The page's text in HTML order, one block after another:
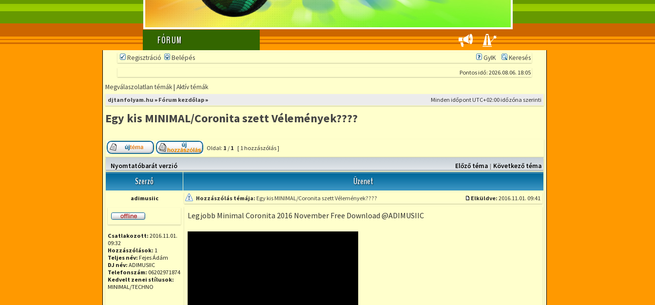
FÓRUM
Regisztráció Belépés GyIK Keresés
Pontos idő: 2026.08.06. 18:05
Megválaszolatlan témák| Aktív témák
djtanfolyam.hu » Fórum kezdőlap» Minden időpont UTC+02:00 időzóna szerinti
Egy kis MINIMAL/Coronita szett Vélemények????
Új téma nyitása Hozzászólás a témához
Oldal: 1 / 1 [ 1 hozzászólás ]
Nyomtatóbarát verzió Előző téma | Következő téma
Szerző Üzenet
adimusiic Hozzászólás témája: Egy kis MINIMAL/Coronita szett Vélemények????
Hozzászólás
Elküldve: 2016.11.01. 09:41
Offline
Csatlakozott: 2016.11.01.
09:32
Hozzászólások: 1
Teljes név: Fejes Ádám
DJ név: ADIMUSIIC
Telefonszám: 06202971874
Kedvelt zenei stílusok:
MINIMAL/TECHNO
Legjobb Minimal Coronita 2016 November Free Download @ADIMUSIIC